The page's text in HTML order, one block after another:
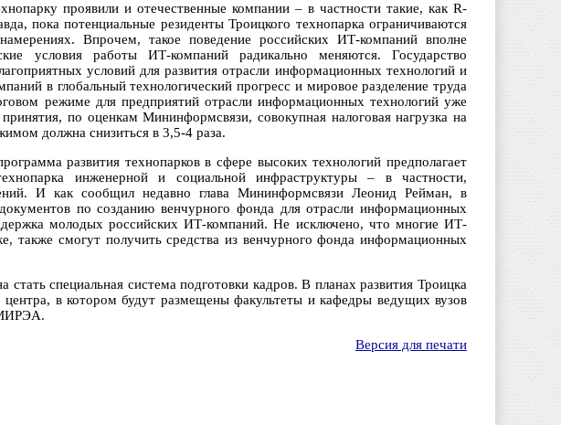
проявили и отечественные компании – в частности такие, как R-
пока потенциальные резиденты Троицкого технопарка ограничиваются
Впрочем, такое поведение российских ИТ-компаний вполне
условия работы ИТ-компаний радикально меняются. Государство
условий для развития отрасли информационных технологий и
в глобальный технологический прогресс и мировое разделение труда
режиме для предприятий отрасли информационных технологий уже
по оценкам Мининформсвязи, совокупная налоговая нагрузка на
должна снизиться в 3,5-4 раза.
развития технопарков в сфере высоких технологий предполагает
инженерной и социальной инфраструктуры – в частности,
И как сообщил недавно глава Мининформсвязи Леонид Рейман, в
документов по созданию венчурного фонда для отрасли информационных
молодых российских ИТ-компаний. Не исключено, что многие ИТ-
также смогут получить средства из венчурного фонда информационных
специальная система подготовки кадров. В планах развития Троицка
центра, в котором будут размещены факультеты и кафедры ведущих вузов
Версия для печати